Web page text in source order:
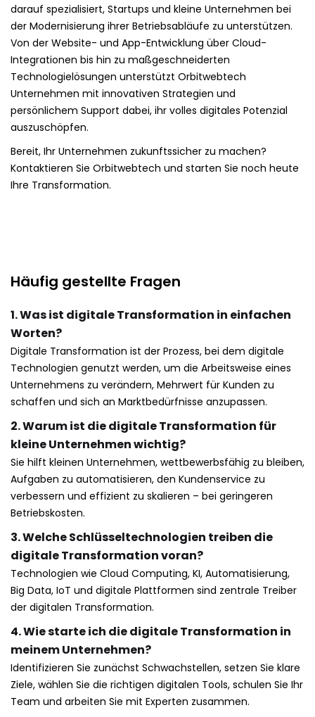
darauf spezialisiert, Startups und kleine Unternehmen bei
der Modernisierung ihrer Betriebsabläufe zu unterstützen.
Von der Website- und App-Entwicklung über Cloud-
Integrationen bis hin zu maßgeschneiderten
Technologielösungen unterstützt Orbitwebtech
Unternehmen mit innovativen Strategien und
persönlichem Support dabei, ihr volles digitales Potenzial
auszuschöpfen.
Bereit, Ihr Unternehmen zukunftssicher zu machen?
Kontaktieren Sie Orbitwebtech und starten Sie noch heute
Ihre Transformation.
Häufig gestellte Fragen
1. Was ist digitale Transformation in einfachen
Worten?
Digitale Transformation ist der Prozess, bei dem digitale
Technologien genutzt werden, um die Arbeitsweise eines
Unternehmens zu verändern, Mehrwert für Kunden zu
schaffen und sich an Marktbedürfnisse anzupassen.
2. Warum ist die digitale Transformation für
kleine Unternehmen wichtig?
Sie hilft kleinen Unternehmen, wettbewerbsfähig zu bleiben,
Aufgaben zu automatisieren, den Kundenservice zu
verbessern und effizient zu skalieren – bei geringeren
Betriebskosten.
3. Welche Schlüsseltechnologien treiben die
digitale Transformation voran?
Technologien wie Cloud Computing, KI, Automatisierung,
Big Data, IoT und digitale Plattformen sind zentrale Treiber
der digitalen Transformation.
4. Wie starte ich die digitale Transformation in
meinem Unternehmen?
Identifizieren Sie zunächst Schwachstellen, setzen Sie klare
Ziele, wählen Sie die richtigen digitalen Tools, schulen Sie Ihr
Team und arbeiten Sie mit Experten zusammen.